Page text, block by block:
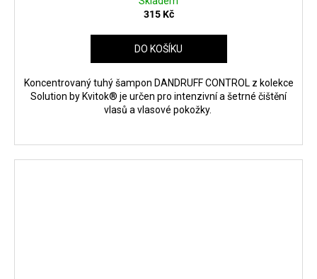
315 Kč
DO KOŠÍKU
Koncentrovaný tuhý šampon DANDRUFF CONTROL z kolekce
Solution by Kvitok® je určen pro intenzivní a šetrné čištění
vlasů a vlasové pokožky.